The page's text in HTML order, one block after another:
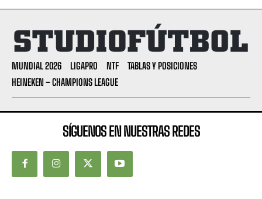
MUNDIAL 2026 LIGAPRO NTF
TABLAS Y POSICIONES
HEINEKEN – CHAMPIONS LEAGUE
SÍGUENOS EN NUESTRAS REDES